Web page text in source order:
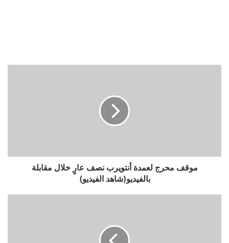
بالفيديو(شاهد
موقف محرج لعمدة أنتويرب نصف عارٍ خلال مقابلة
بالفيديو(شاهد الفيديو)